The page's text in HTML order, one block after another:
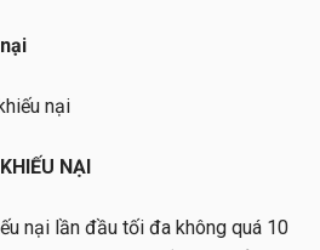
nại
NẠI
nại lần đầu tối đa không quá 10